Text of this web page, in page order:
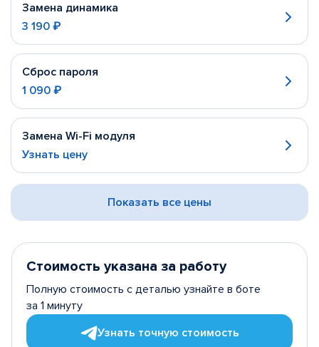
Замена динамика
3 190 ₽
Сброс пароля
1 090 ₽
Замена Wi-Fi модуля
Узнать цену
Показать все цены
Стоимость указана за работу
Полную стоимость с деталью узнайте в боте
за 1 минуту
Узнать точную стоимость